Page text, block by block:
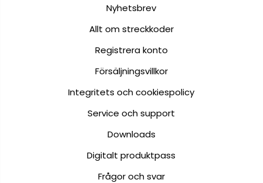
Nyhetsbrev
Allt om streckkoder
Registrera konto
Försäljningsvillkor
Integritets och cookiespolicy
Service och support
Downloads
Digitalt produktpass
Frågor och svar